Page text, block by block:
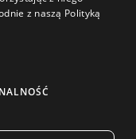
6, 15-535 Białystok,
000476149
z naszą Polityką